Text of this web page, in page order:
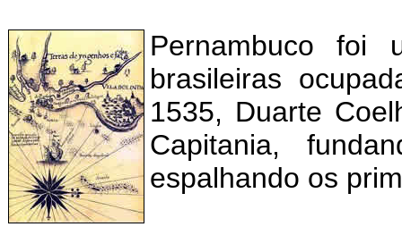
Pernambuco foi
brasileiras
1535, Duarte
Capitania,
espalhando os